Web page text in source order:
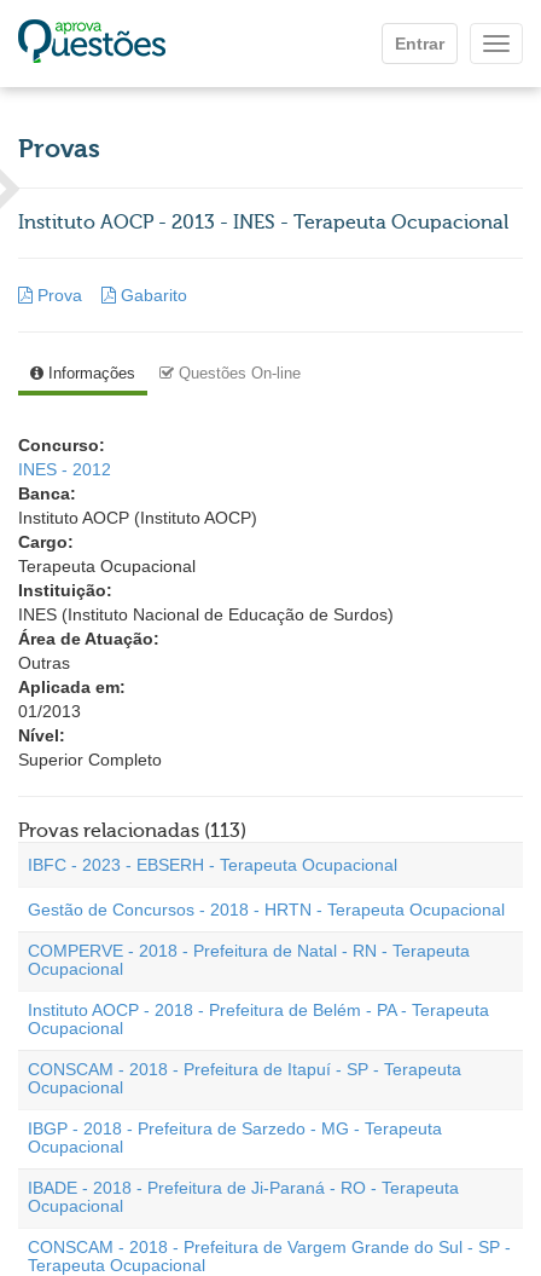
Entrar
Provas
Instituto AOCP - 2013 - INES - Terapeuta Ocupacional
Prova Gabarito
Informações Questões On-line
Concurso:
INES - 2012
Banca:
Instituto AOCP (Instituto AOCP)
Cargo:
Terapeuta Ocupacional
Instituição:
INES (Instituto Nacional de Educação de Surdos)
Área de Atuação:
Outras
Aplicada em:
01/2013
Nível:
Superior Completo
Provas relacionadas (113)
IBFC - 2023 - EBSERH - Terapeuta Ocupacional
Gestão de Concursos - 2018 - HRTN - Terapeuta Ocupacional
COMPERVE - 2018 - Prefeitura de Natal - RN - Terapeuta
Ocupacional
Instituto AOCP - 2018 - Prefeitura de Belém - PA - Terapeuta
Ocupacional
CONSCAM - 2018 - Prefeitura de Itapuí - SP - Terapeuta
Ocupacional
IBGP - 2018 - Prefeitura de Sarzedo - MG - Terapeuta
Ocupacional
IBADE - 2018 - Prefeitura de Ji-Paraná - RO - Terapeuta
Ocupacional
CONSCAM - 2018 - Prefeitura de Vargem Grande do Sul - SP -
Terapeuta Ocupacional